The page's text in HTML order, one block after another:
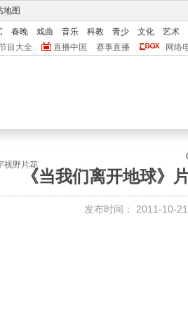
地图
春晚 戏曲 音乐 科教 青少 文化
艺术
目大全 直播中国 赛事直播 网络
视野片花
《当我们离开地球》
发布时间： 2011-10-